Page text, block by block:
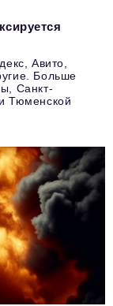
Авито,
Больше
Санкт-
Тюменской